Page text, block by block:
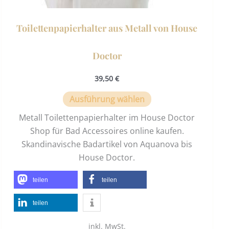
Toilettenpapierhalter aus Metall von House
Doctor
39,50 €
Ausführung wählen
Metall Toilettenpapierhalter im House Doctor
Shop für Bad Accessoires online kaufen.
Skandinavische Badartikel von Aquanova bis
House Doctor.
teilen teilen
teilen
inkl. MwSt.